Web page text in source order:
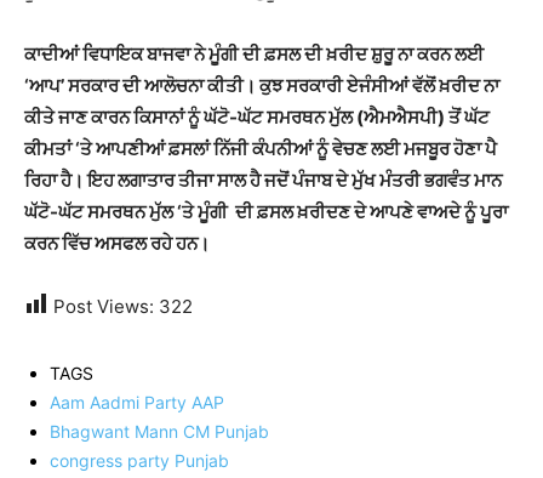
ਕਾਦੀਆਂ ਵਿਧਾਇਕ ਬਾਜਵਾ ਨੇ ਮੂੰਗੀ ਦੀ ਫ਼ਸਲ ਦੀ ਖ਼ਰੀਦ ਸ਼ੁਰੂ ਨਾ ਕਰਨ ਲਈ
‘ਆਪ’ ਸਰਕਾਰ ਦੀ ਆਲੋਚਨਾ ਕੀਤੀ। ਕੁਝ ਸਰਕਾਰੀ ਏਜੰਸੀਆਂ ਵੱਲੋਂ ਖ਼ਰੀਦ ਨਾ
ਕੀਤੇ ਜਾਣ ਕਾਰਨ ਕਿਸਾਨਾਂ ਨੂੰ ਘੱਟੋ-ਘੱਟ ਸਮਰਥਨ ਮੁੱਲ (ਐਮਐਸਪੀ) ਤੋਂ ਘੱਟ
ਕੀਮਤਾਂ ‘ਤੇ ਆਪਣੀਆਂ ਫ਼ਸਲਾਂ ਨਿੱਜੀ ਕੰਪਨੀਆਂ ਨੂੰ ਵੇਚਣ ਲਈ ਮਜਬੂਰ ਹੋਣਾ ਪੈ
ਰਿਹਾ ਹੈ। ਇਹ ਲਗਾਤਾਰ ਤੀਜਾ ਸਾਲ ਹੈ ਜਦੋਂ ਪੰਜਾਬ ਦੇ ਮੁੱਖ ਮੰਤਰੀ ਭਗਵੰਤ ਮਾਨ
ਘੱਟੋ-ਘੱਟ ਸਮਰਥਨ ਮੁੱਲ ‘ਤੇ ਮੂੰਗੀ ਦੀ ਫ਼ਸਲ ਖ਼ਰੀਦਣ ਦੇ ਆਪਣੇ ਵਾਅਦੇ ਨੂੰ ਪੂਰਾ
ਕਰਨ ਵਿੱਚ ਅਸਫਲ ਰਹੇ ਹਨ।
Post Views: 322
TAGS
Aam Aadmi Party AAP
Bhagwant Mann CM Punjab
congress party Punjab